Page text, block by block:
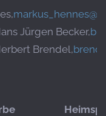
Jürgen Becker,
Brendel,